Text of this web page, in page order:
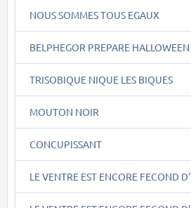
NOUS SOMMES TOUS EGAUX
BELPHEGOR PREPARE HALLOWEEN
TRISOBIQUE NIQUE LES BIQUES
MOUTON NOIR
CONCUPISSANT
LE VENTRE EST ENCORE FECOND D'